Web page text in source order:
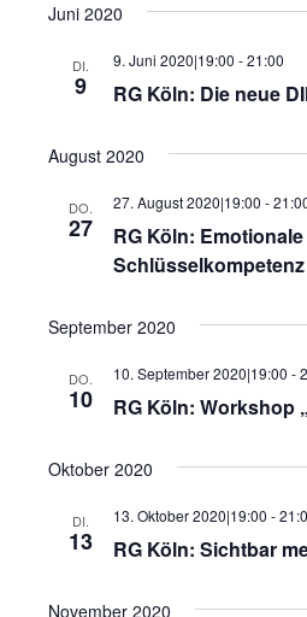
Juni 2020
DI.
9 RG Köln: Die neue
9. Juni 2020|19:00 -21:00
August 2020
DO.
27
RG Köln:
27. August 2020|19:00 -
September 2020
DO.
10 RG Köln: Workshop
10. September 2020|19:00 -
Oktober 2020
DI.
13 RG Köln: Sichtbar
13. Oktober 2020|19:00 -
November 2020